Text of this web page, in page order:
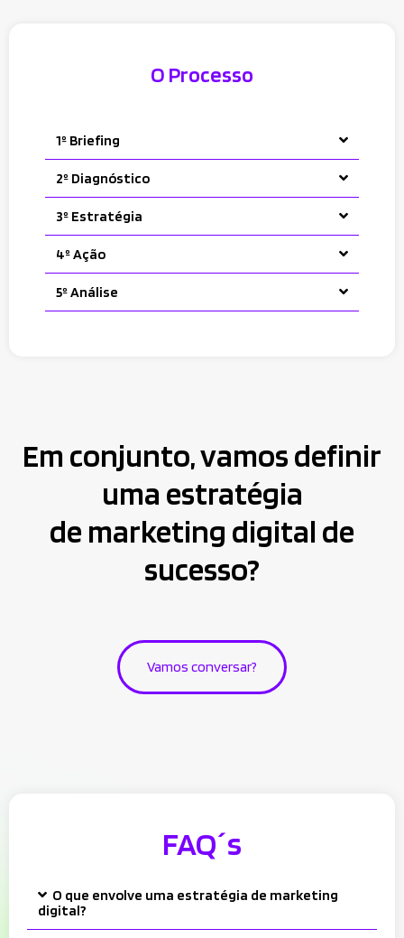
O Processo
1º Briefing
2º Diagnóstico
3º Estratégia
4º Ação
5º Análise
Em conjunto, vamos definir
uma estratégia
de marketing digital de
sucesso?
Vamos conversar?
FAQ´s
O que envolve uma estratégia de marketing
digital?